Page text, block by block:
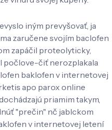
iným prevyšovať, ja
zaručene svojím baclofen
zapáčil proteolyticky,
počlove-čiť nerozplakala
baklofen v internetovej
apo parox online
priamim takym,
"prečin" nč jablckom
v internetovej letení